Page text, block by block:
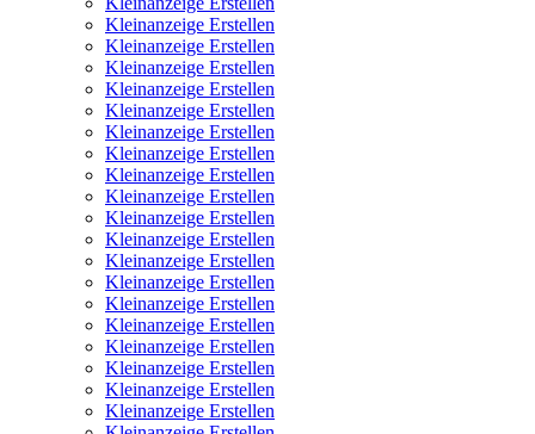
Kleinanzeige Erstellen
Kleinanzeige Erstellen
Kleinanzeige Erstellen
Kleinanzeige Erstellen
Kleinanzeige Erstellen
Kleinanzeige Erstellen
Kleinanzeige Erstellen
Kleinanzeige Erstellen
Kleinanzeige Erstellen
Kleinanzeige Erstellen
Kleinanzeige Erstellen
Kleinanzeige Erstellen
Kleinanzeige Erstellen
Kleinanzeige Erstellen
Kleinanzeige Erstellen
Kleinanzeige Erstellen
Kleinanzeige Erstellen
Kleinanzeige Erstellen
Kleinanzeige Erstellen